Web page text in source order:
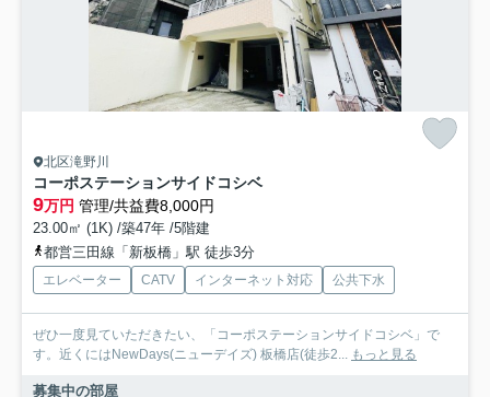
北区滝野川
コーポステーションサイドコシベ
9万円 管理/共益費8,000円
23.00㎡ (1K) /築47年 /5階建
都営三田線「新板橋」駅 徒歩3分
エレベーター CATV インターネット対応 公共下水
ぜひ一度見ていただきたい、「コーポステーションサイドコシベ」で
す。近くにはNewDays(ニューデイズ) 板橋店(徒歩2... もっと見る
募集中の部屋